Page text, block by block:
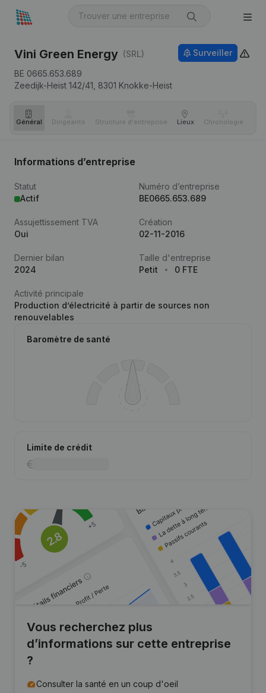
Vini Green Energy (SRL)
BE 0665.653.689
Zeedijk-Heist 142/41, 8301 Knokke-Heist
Surveiller
Général Dirigeants Structure d'entreprise Lieux Chronologie
Informations d’entreprise
Statut
Actif
Numéro d’entreprise
BE0665.653.689
Assujettissement TVA
Oui
Création
02-11-2016
Dernier bilan
2024
Taille d'entreprise
Petit
0 FTE
Activité principale
Production d’électricité à partir de sources non
renouvelables
Baromètre de santé
Limite de crédit
Vous recherchez plus
d’informations sur cette entreprise
?
Consulter la santé en un coup d'oeil